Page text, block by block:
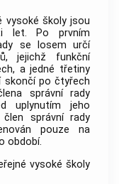
vysoké školy jsou
let. Po prvním
se losem určí
jejichž funkční
a jedné třetiny
skončí po čtyřech
správní rady
uplynutím jeho
správní rady
pouze na
období.
vysoké školy